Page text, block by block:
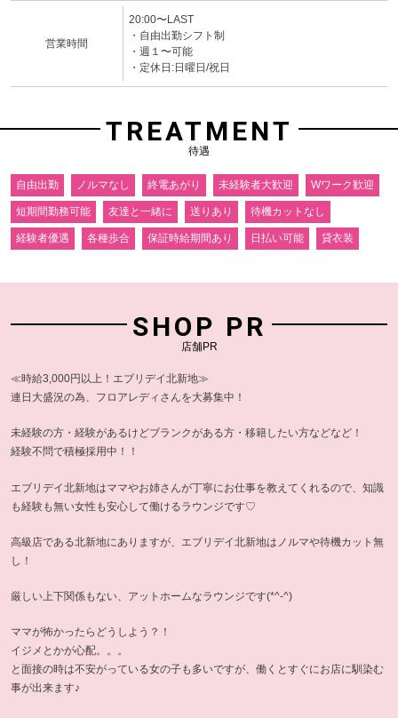
営業時間
20:00〜LAST
・自由出勤シフト制
・週１〜可能
・定休日:日曜日/祝日
TREATMENT
待遇
自由出勤 ノルマなし 終電あがり 未経験者大歓迎 Wワーク歓迎
短期間勤務可能 友達と一緒に 送りあり 待機カットなし
経験者優遇 各種歩合 保証時給期間あり 日払い可能 貸衣装
SHOP PR
店舗PR
≪時給3,000円以上！エブリデイ北新地≫
連日大盛況の為、フロアレディさんを大募集中！
未経験の方・経験があるけどブランクがある方・移籍したい方などなど！
経験不問で積極採用中！！
エブリデイ北新地はママやお姉さんが丁寧にお仕事を教えてくれるので、知識
も経験も無い女性も安心して働けるラウンジです♡
高級店である北新地にありますが、エブリデイ北新地はノルマや待機カット無
し！
厳しい上下関係もない、アットホームなラウンジです(*^-^)
ママが怖かったらどうしよう？！
イジメとかが心配。。。
と面接の時は不安がっている女の子も多いですが、働くとすぐにお店に馴染む
事が出来ます♪